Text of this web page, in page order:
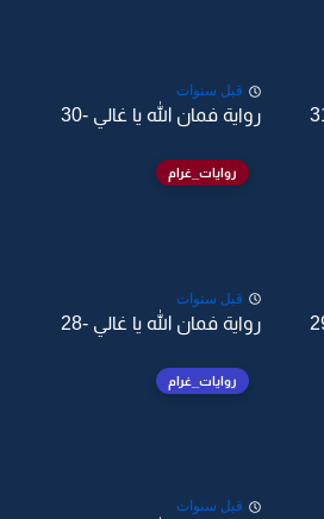
قبل سنوات
رواية فمان الله يا غالي -30
روايات_غرام
قبل سنوات
رواية فمان الله يا غالي -28
روايات_غرام
قبل سنوات